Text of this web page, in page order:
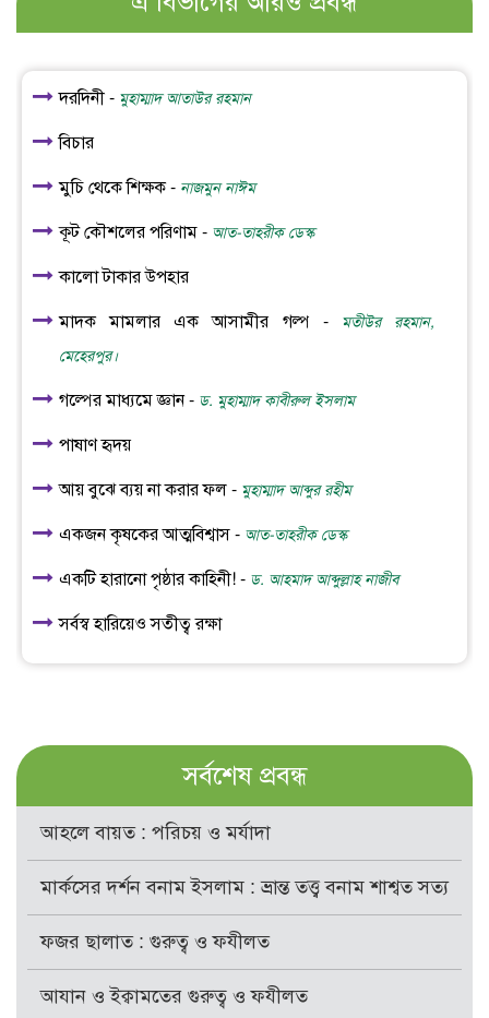
দরদিনী - মুহাম্মাদ আতাউর রহমান
বিচার
মুচি থেকে শিক্ষক - নাজমুন নাঈম
কূট কৌশলের পরিণাম - আত-তাহরীক ডেস্ক
কালো টাকার উপহার
মাদক মামলার এক আসামীর গল্প -
মতীউর রহমান,
মেহেরপুর।
গল্পের মাধ্যমে জ্ঞান - ড. মুহাম্মাদ কাবীরুল ইসলাম
পাষাণ হৃদয়
আয় বুঝে ব্যয় না করার ফল - মুহাম্মাদ আব্দুর রহীম
একজন কৃষকের আত্মবিশ্বাস - আত-তাহরীক ডেস্ক
একটি হারানো পৃষ্ঠার কাহিনী! - ড. আহমাদ আব্দুল্লাহ নাজীব
সর্বস্ব হারিয়েও সতীত্ব রক্ষা
সর্বশেষ প্রবন্ধ
আহলে বায়ত : পরিচয় ও মর্যাদা
মার্কসের দর্শন বনাম ইসলাম : ভ্রান্ত তত্ত্ব বনাম শাশ্বত সত্য
ফজর ছালাত : গুরুত্ব ও ফযীলত
আযান ও ইক্বামতের গুরুত্ব ও ফযীলত